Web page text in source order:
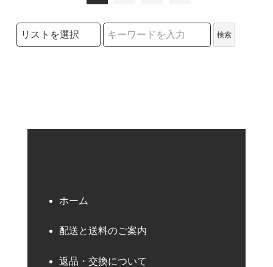
検索リストの選択
検索
ホーム
配送と送料のご案内
返品・交換について